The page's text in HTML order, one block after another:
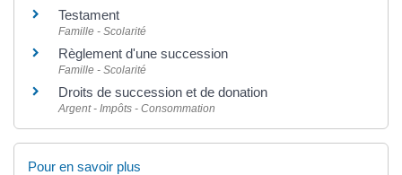
Testament
Famille - Scolarité
Règlement d'une succession
Famille - Scolarité
Droits de succession et de donation
Argent - Impôts - Consommation
Pour en savoir plus